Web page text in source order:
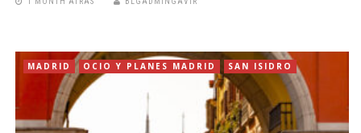
MADRID OCIO Y PLANES MADRID SAN ISIDRO